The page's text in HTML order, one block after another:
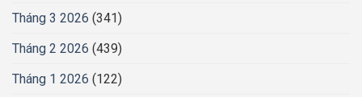
Tháng 3 2026 (341)
Tháng 2 2026 (439)
Tháng 1 2026 (122)